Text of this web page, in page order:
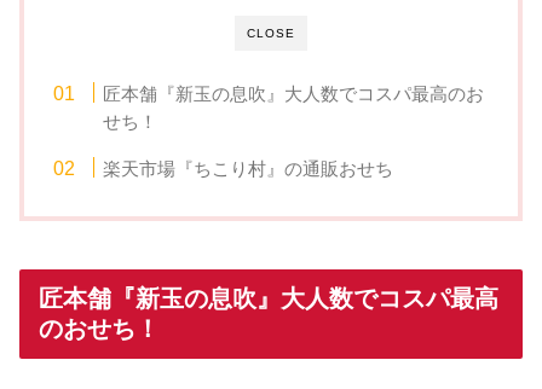
CLOSE
匠本舗『新玉の息吹』大人数でコスパ最高のお
せち！
楽天市場『ちこり村』の通販おせち
匠本舗『新玉の息吹』大人数でコスパ最高
のおせち！